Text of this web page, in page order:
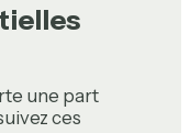
une part
ces